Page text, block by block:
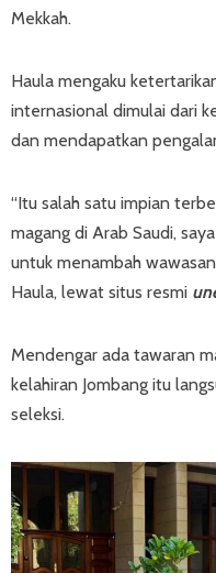
Mekkah.
Haula mengaku
internasional dimulai dari
dan mendapatkan
“Itu salah satu impian
magang di Arab Saudi,
untuk menambah
Haula, lewat situs resmi
Mendengar ada tawaran
kelahiran Jombang itu
seleksi.